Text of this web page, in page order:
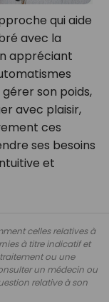
qui aide
avec la
appréciant
son poids,
avec plaisir,
ces
ses besoins
et
celles relatives à
à titre indicatif et
ou une
un médecin ou
relative à son